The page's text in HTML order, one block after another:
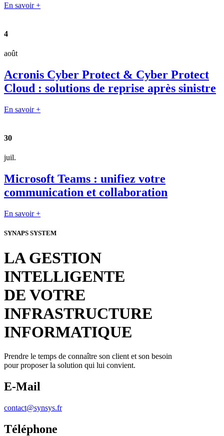
En savoir +
4
août
Acronis Cyber Protect & Cyber Protect
Cloud : solutions de reprise après sinistre
En savoir +
30
juil.
Microsoft Teams : unifiez votre
communication et collaboration
En savoir +
SYNAPS SYSTEM
LA GESTION
INTELLIGENTE
DE VOTRE
INFRASTRUCTURE
INFORMATIQUE
Prendre le temps de connaître son client et son besoin
pour proposer la solution qui lui convient.
E-Mail
contact@synsys.fr
Téléphone